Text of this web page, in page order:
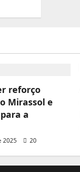
reforço
Mirassol e
a
2025 20